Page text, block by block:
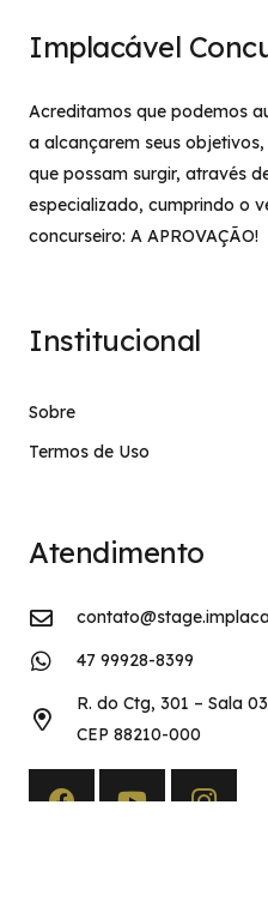
Implacável
Acreditamos que podemos
a alcançarem seus
que possam surgir, através
especializado, cumprindo o
concurseiro: A APROVAÇÃO!
Institucional
Sobre
Termos de Uso
Atendimento
47 99928-8399
R. do Ctg, 301 – Sala
CEP 88210-000